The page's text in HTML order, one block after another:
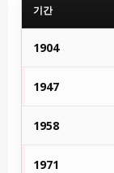
기간
1904
1947
1958
1971